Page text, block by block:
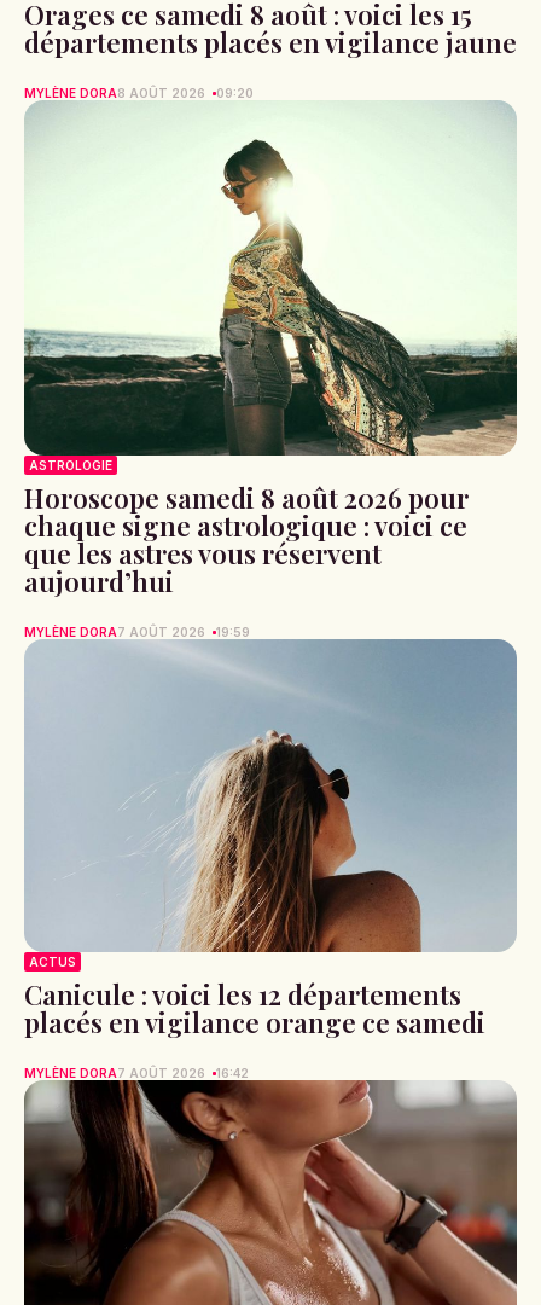
Orages ce samedi 8 août : voici les 15
départements placés en vigilance jaune
MYLÈNE DORA8 AOÛT 2026 09:20
ASTROLOGIE
Horoscope samedi 8 août 2026 pour
chaque signe astrologique : voici ce
que les astres vous réservent
aujourd’hui
MYLÈNE DORA7 AOÛT 2026 19:59
ACTUS
Canicule : voici les 12 départements
placés en vigilance orange ce samedi
MYLÈNE DORA7 AOÛT 2026 16:42